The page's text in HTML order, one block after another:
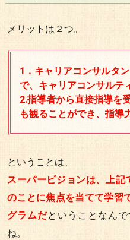
メリットは２つ。
1．キャリアコンサルタ
で、キャリアコンサルテ
2.指導者から直接指導を
も観ることができ、指導
ということは、
スーパービジョンは、上
のことに焦点を当てて学習
グラムだということなん
ね。